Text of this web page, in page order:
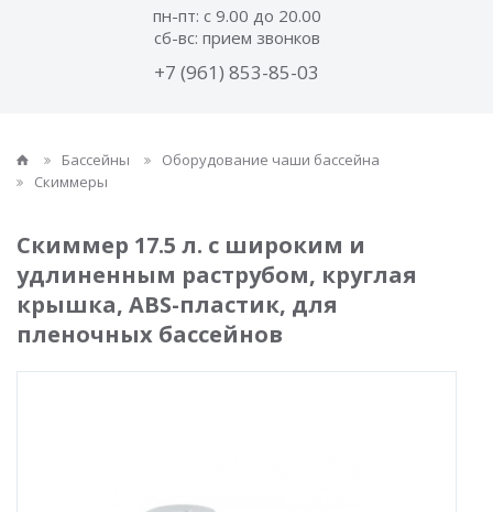
пн-пт: с 9.00 до 20.00
сб-вс: прием звонков
+7 (961) 853-85-03
Бассейны
Оборудование чаши бассейна
Скиммеры
Скиммер 17.5 л. с широким и
удлиненным раструбом, круглая
крышка, ABS-пластик, для
пленочных бассейнов